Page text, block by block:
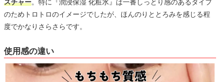
スチャー。特に『潤浸保湿 化粧水』は一番しっとり感のあるタイプ
のためトロトロのイメージでしたが、ほんのりととろみを感じる程
度でかなりさらさらです。
使用感の違い